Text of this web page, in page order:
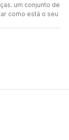
um conjunto de
como está o seu